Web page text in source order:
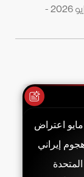
مروحية أميركية ترافق طراداً في بحر العرب، 6 مايو 2026 -
القيادة المركزية الأميركية في 27 مايو اعتراض
إيراني